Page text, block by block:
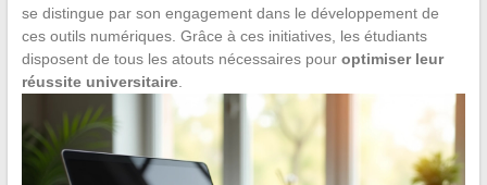
se distingue par son engagement dans le développement de
ces outils numériques. Grâce à ces initiatives, les étudiants
disposent de tous les atouts nécessaires pour optimiser leur
réussite universitaire.